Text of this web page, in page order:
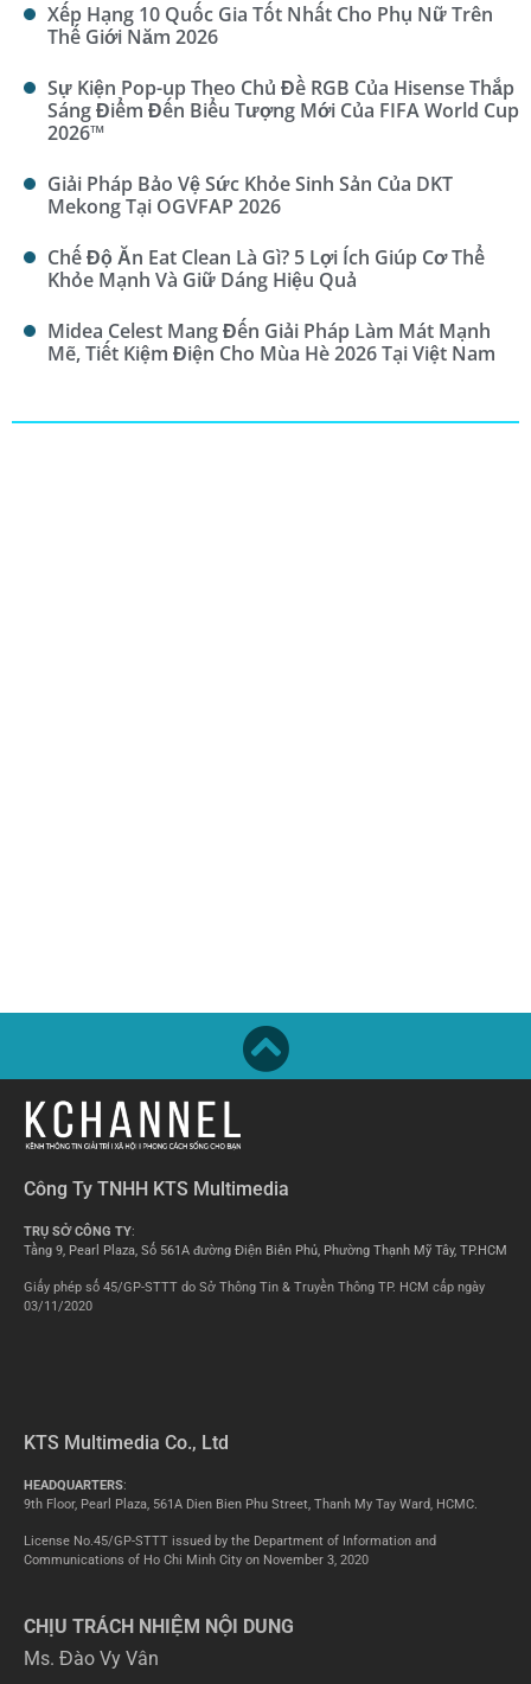
Xếp Hạng 10 Quốc Gia Tốt Nhất Cho Phụ Nữ Trên
Thế Giới Năm 2026
Sự Kiện Pop-up Theo Chủ Đề RGB Của Hisense Thắp
Sáng Điểm Đến Biểu Tượng Mới Của FIFA World Cup
2026™
Giải Pháp Bảo Vệ Sức Khỏe Sinh Sản Của DKT
Mekong Tại OGVFAP 2026
Chế Độ Ăn Eat Clean Là Gì? 5 Lợi Ích Giúp Cơ Thể
Khỏe Mạnh Và Giữ Dáng Hiệu Quả
Midea Celest Mang Đến Giải Pháp Làm Mát Mạnh
Mẽ, Tiết Kiệm Điện Cho Mùa Hè 2026 Tại Việt Nam
Công Ty TNHH KTS Multimedia
TRỤ SỞ CÔNG TY:
Tầng 9, Pearl Plaza, Số 561A đường Điện Biên Phủ, Phường Thạnh Mỹ Tây, TP.HCM
Giấy phép số 45/GP-STTT do Sở Thông Tin & Truyền Thông TP. HCM cấp ngày
03/11/2020
KTS Multimedia Co., Ltd
HEADQUARTERS:
9th Floor, Pearl Plaza, 561A Dien Bien Phu Street, Thanh My Tay Ward, HCMC.
License No.45/GP-STTT issued by the Department of Information and
Communications of Ho Chi Minh City on November 3, 2020
CHỊU TRÁCH NHIỆM NỘI DUNG
Ms. Đào Vy Vân